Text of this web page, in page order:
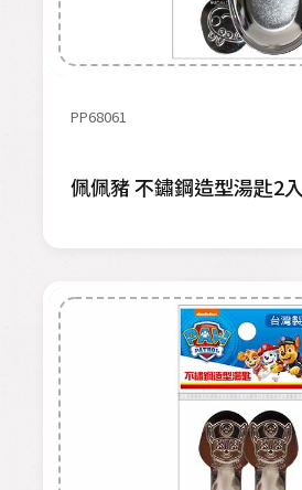
PP68061
佩佩豬 不鏽鋼造型湯匙2入